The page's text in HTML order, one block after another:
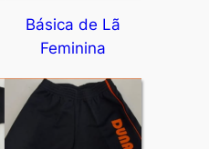
Básica de Lã
Feminina